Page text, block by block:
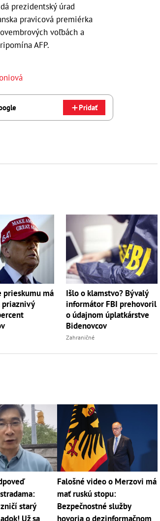
prezidentský úrad
pravicová premiérka
voľbách a
AFP.
Pridať
prieskumu má
priaznivý
Išlo o klamstvo? Bývalý
informátor FBI prehovoril
o údajnom úplatkárstve
Bidenovcov
Zahraničné
starý
Už sa
Falošné video o Merzovi má
mať ruskú stopu:
Bezpečnostné služby
hovoria o dezinformačnom